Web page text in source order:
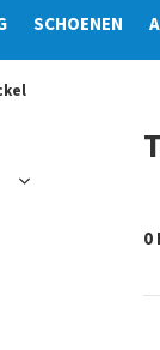
SCHOENEN
0